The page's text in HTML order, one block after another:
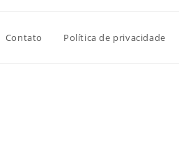
Contato Política de privacidade